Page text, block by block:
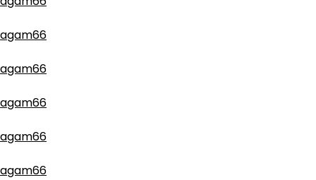
agam66
agam66
agam66
agam66
agam66